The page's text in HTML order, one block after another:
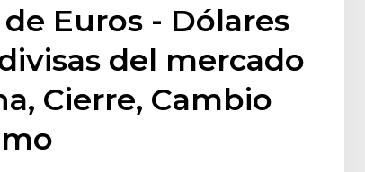
Euros - Dólares
del mercado
Cierre, Cambio